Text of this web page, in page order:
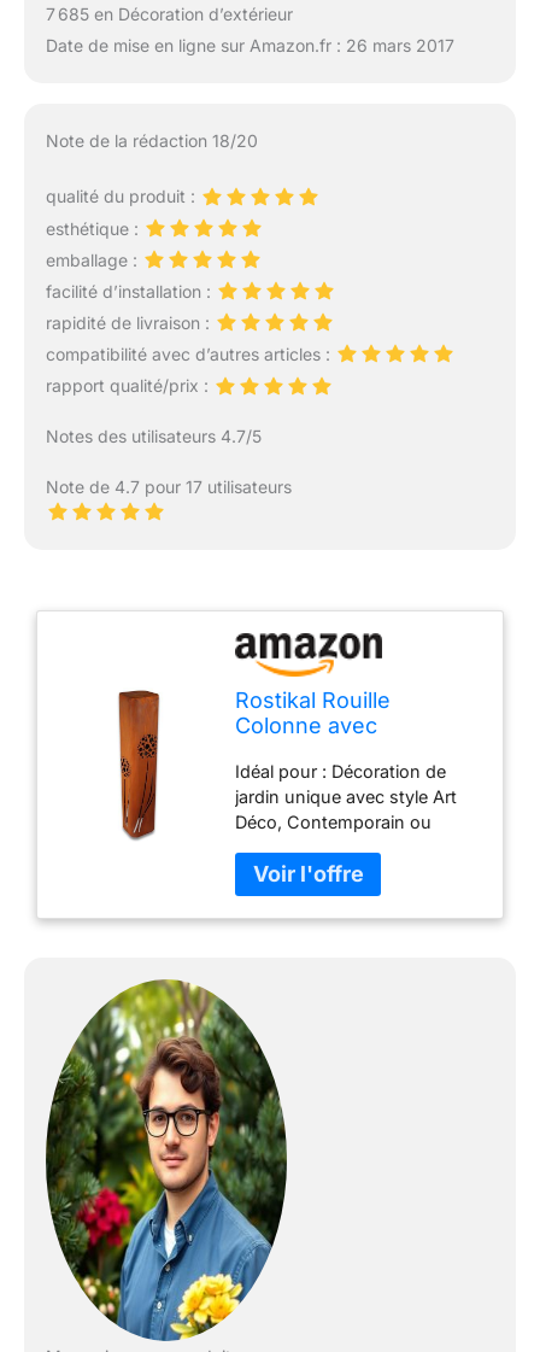
7 685 en Décoration d’extérieur
Date de mise en ligne sur Amazon.fr : 26 mars 2017
Note de la rédaction 18/20
qualité du produit :
esthétique :
emballage :
facilité d’installation :
rapidité de livraison :
compatibilité avec d’autres articles :
rapport qualité/prix :
Notes des utilisateurs 4.7/5
Note de 4.7 pour 17 utilisateurs
Rostikal Rouille
Colonne avec
Metalldesing avec Pfiff
De Design Unique
Idéal pour : Décoration de
jardin unique avec style Art
Déco, Contemporain ou
robuste : Sculpture en métal
résistante aux intempéries
pour une utilisation en
100 cm pour un impact visuel
maximal Occasions adaptées
: Parfait pour les pendaisons
de crémaillère, anniversaires
et autres événements
spéciaux en plein air
Spécificités : Design unique
avec des pustebumen pour
un aspect original et
accrocheur